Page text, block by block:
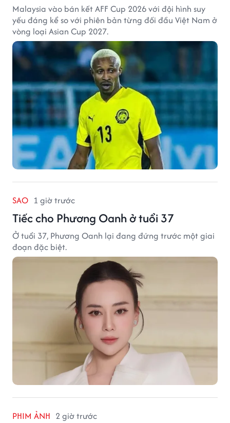
Malaysia vào bán kết AFF Cup 2026 với đội hình suy
yếu đáng kể so với phiên bản từng đối đầu Việt Nam ở
vòng loại Asian Cup 2027.
SAO 1 giờ trước
Tiếc cho Phương Oanh ở tuổi 37
Ở tuổi 37, Phương Oanh lại đang đứng trước một giai
đoạn đặc biệt.
PHIM ẢNH 2 giờ trước